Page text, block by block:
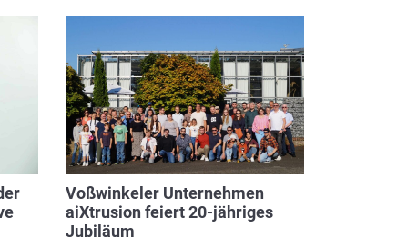
Voßwinkeler Unternehmen
aiXtrusion feiert 20-jähriges
Jubiläum